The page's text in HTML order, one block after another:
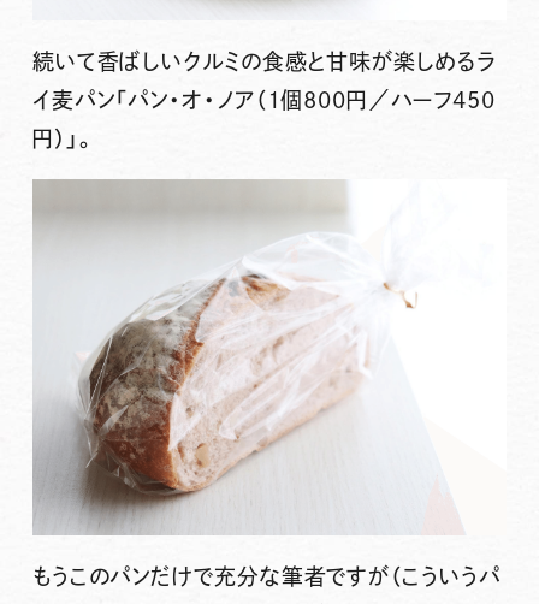
続いて香ばしいクルミの食感と甘味が楽しめるラ
イ麦パン「パン・オ・ノア（1個800円／ハーフ450
円）」 。
もうこのパンだけで充分な筆者ですが（こういうパ